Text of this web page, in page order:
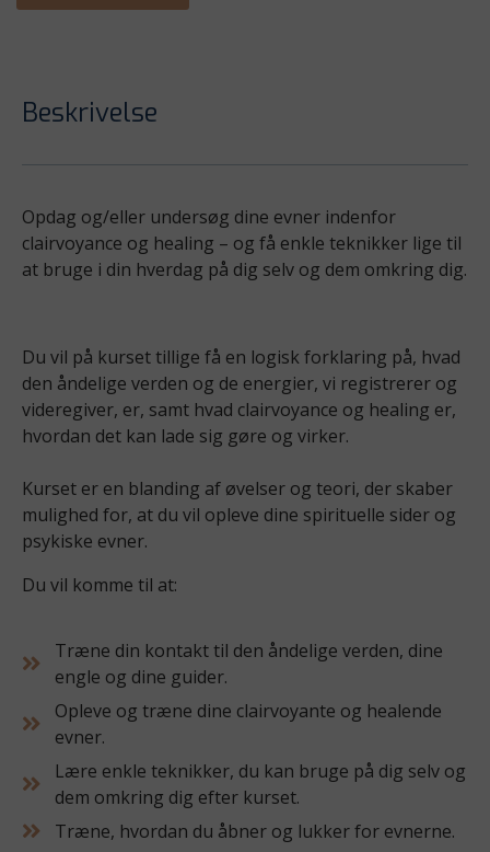
Beskrivelse
Opdag og/eller undersøg dine evner indenfor
clairvoyance og healing – og få enkle teknikker lige til
at bruge i din hverdag på dig selv og dem omkring dig.
Du vil på kurset tillige få en logisk forklaring på, hvad
den åndelige verden og de energier, vi registrerer og
videregiver, er, samt hvad clairvoyance og healing er,
hvordan det kan lade sig gøre og virker.
Kurset er en blanding af øvelser og teori, der skaber
mulighed for, at du vil opleve dine spirituelle sider og
psykiske evner.
Du vil komme til at:
Træne din kontakt til den åndelige verden, dine
engle og dine guider.
Opleve og træne dine clairvoyante og healende
evner.
Lære enkle teknikker, du kan bruge på dig selv og
dem omkring dig efter kurset.
Træne, hvordan du åbner og lukker for evnerne.